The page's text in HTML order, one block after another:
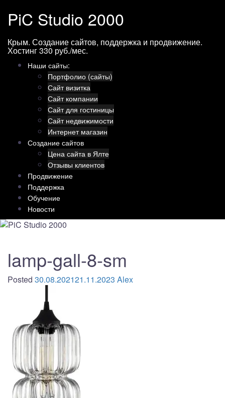
содержимому
PiC Studio 2000
Крым. Создание сайтов, поддержка и продвижение.
Хостинг 330 руб./мес.
Наши сайты:
Портфолио (сайты)
Сайт визитка
Сайт компании
Сайт для гостиницы
Сайт недвижимости
Интернет магазин
Создание сайтов
Цена сайта в Ялте
Отзывы клиентов
Продвижение
Поддержка
Обучение
Новости
lamp-gall-8-sm
Posted 30.08.202121.11.2023 Alex